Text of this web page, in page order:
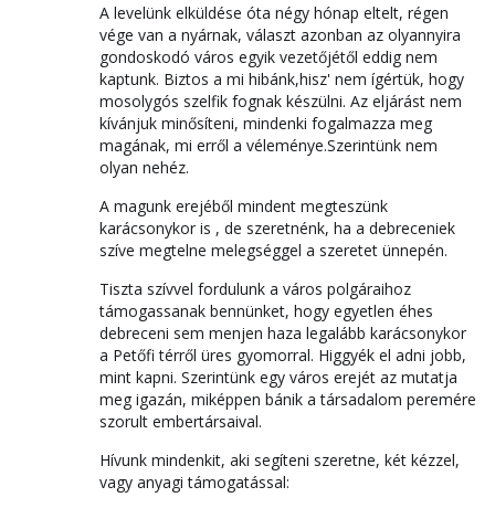
A levelünk elküldése óta négy hónap eltelt, régen
vége van a nyárnak, választ azonban az olyannyira
gondoskodó város egyik vezetőjétől eddig nem
kaptunk. Biztos a mi hibánk,hisz' nem ígértük, hogy
mosolygós szelfik fognak készülni. Az eljárást nem
kívánjuk minősíteni, mindenki fogalmazza meg
magának, mi erről a véleménye.Szerintünk nem
olyan nehéz.
A magunk erejéből mindent megteszünk
karácsonykor is , de szeretnénk, ha a debreceniek
szíve megtelne melegséggel a szeretet ünnepén.
Tiszta szívvel fordulunk a város polgáraihoz
támogassanak bennünket, hogy egyetlen éhes
debreceni sem menjen haza legalább karácsonykor
a Petőfi térről üres gyomorral. Higgyék el adni jobb,
mint kapni. Szerintünk egy város erejét az mutatja
meg igazán, miképpen bánik a társadalom peremére
szorult embertársaival.
Hívunk mindenkit, aki segíteni szeretne, két kézzel,
vagy anyagi támogatással: